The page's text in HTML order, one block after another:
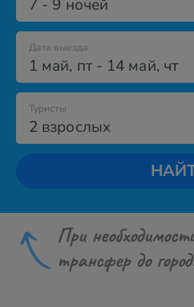
7 - 9 ночей
Дата выезда
1 май, пт- 14 май, чт
2 взрослых
Туристы
При
трансфер до